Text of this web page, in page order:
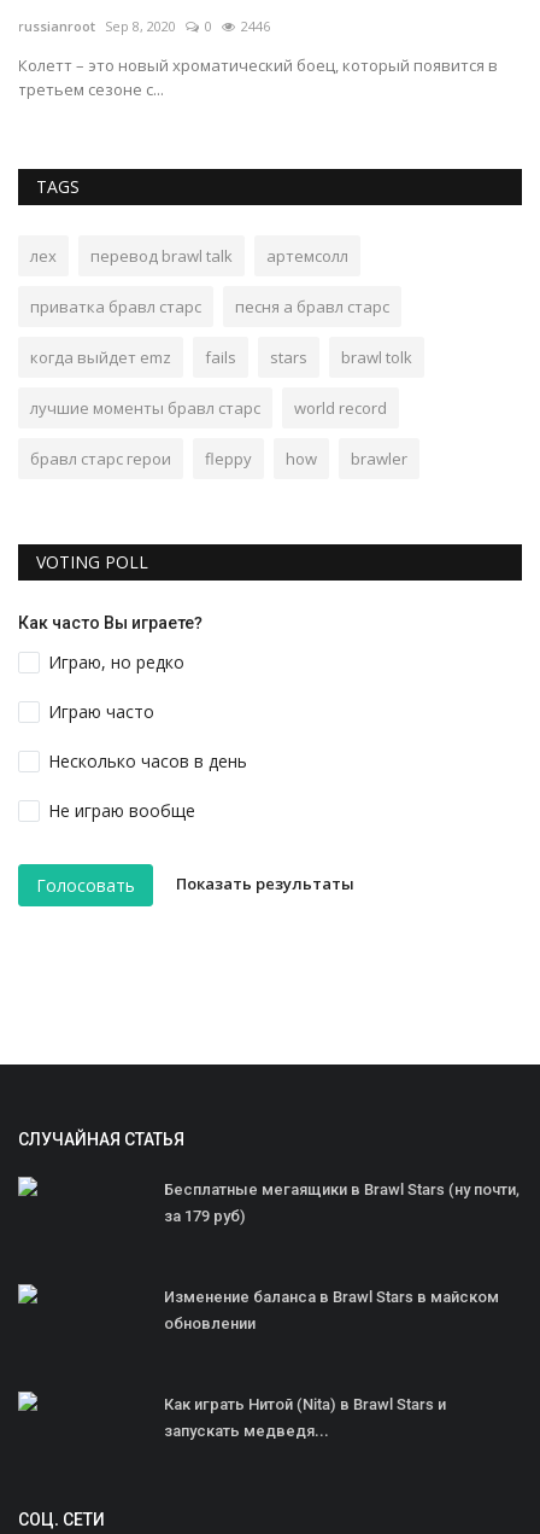
russianroot Sep 8, 2020 0 2446
Колетт – это новый хроматический боец, который появится в
третьем сезоне с...
TAGS
лех перевод brawl talk артемсолл
приватка бравл старс песня а бравл старс
когда выйдет emz fails stars brawl tolk
лучшие моменты бравл старс world record
бравл старс герои fleppy how brawler
VOTING POLL
Как часто Вы играете?
Играю, но редко
Играю часто
Несколько часов в день
Не играю вообще
Голосовать Показать результаты
СЛУЧАЙНАЯ СТАТЬЯ
Бесплатные мегаящики в Brawl Stars (ну почти,
за 179 руб)
Изменение баланса в Brawl Stars в майском
обновлении
Как играть Нитой (Nita) в Brawl Stars и
запускать медведя...
СОЦ. СЕТИ